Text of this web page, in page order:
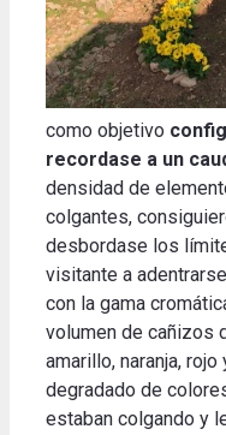
como objetivo
recordase a un
densidad de
colgantes,
desbordase los
visitante a
con la gama
volumen de cañizos
amarillo, naranja,
degradado de
estaban colgando y